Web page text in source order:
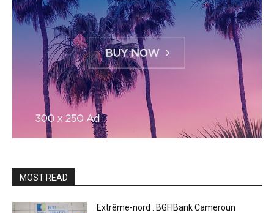
MOST READ
Extrême-nord : BGFIBank Cameroun